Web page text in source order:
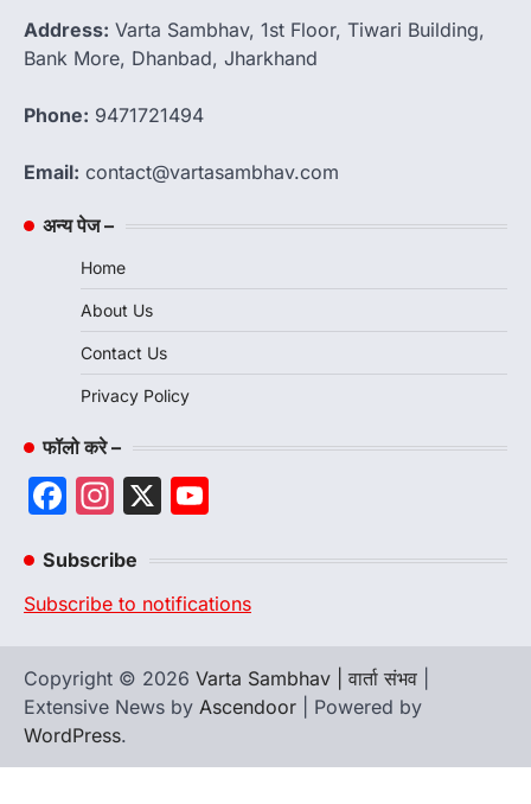
Address: Varta Sambhav, 1st Floor, Tiwari Building,
Bank More, Dhanbad, Jharkhand
Phone: 9471721494
Email: contact@vartasambhav.com
अन्य पेज –
Home
About Us
Contact Us
Privacy Policy
फॉलो करे –
Facebook
Instagram
X
Subscribe
Subscribe to notifications
Copyright © 2026 Varta Sambhav | वार्ता संभव
Extensive News by Ascendoor | Powered by
WordPress.